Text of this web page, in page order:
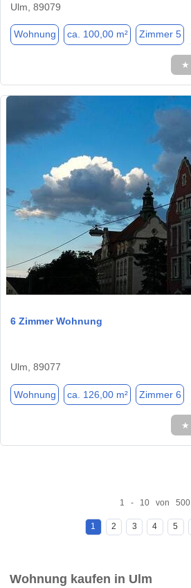
Ulm, 89079
Wohnung ca. 100,00 m² Zimmer 5
★
6 Zimmer Wohnung
Ulm, 89077
Wohnung ca. 126,00 m² Zimmer 6
★
1 - 10 von 500
1 2 3 4 5
Wohnung kaufen in Ulm